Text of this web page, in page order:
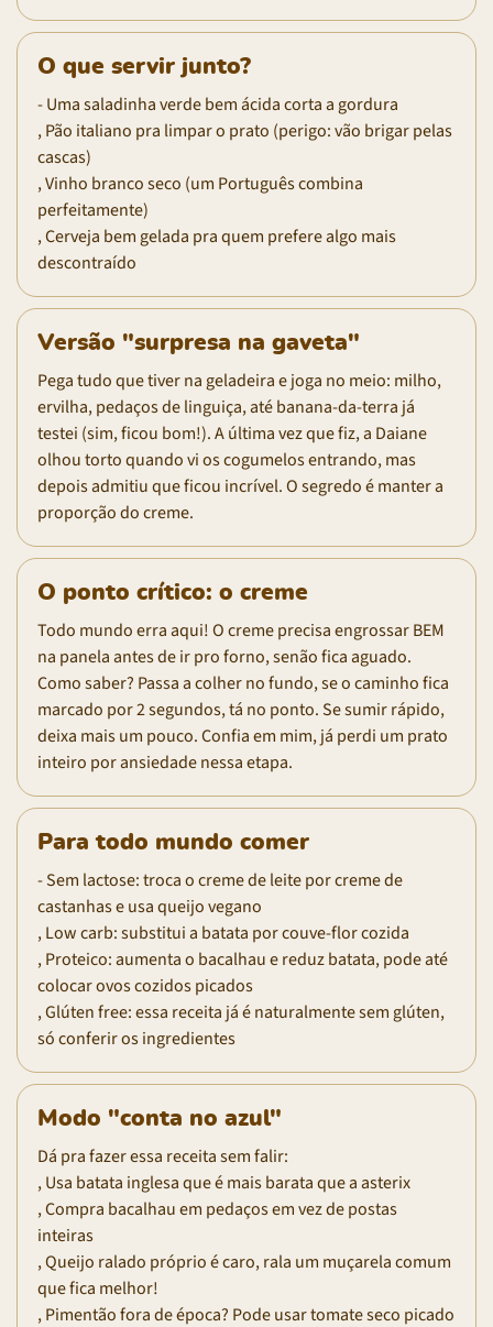
O que servir junto?
- Uma saladinha verde bem ácida corta a gordura
, Pão italiano pra limpar o prato (perigo: vão brigar pelas
cascas)
, Vinho branco seco (um Português combina
perfeitamente)
, Cerveja bem gelada pra quem prefere algo mais
descontraído
Versão "surpresa na gaveta"
Pega tudo que tiver na geladeira e joga no meio: milho,
ervilha, pedaços de linguiça, até banana-da-terra já
testei (sim, ficou bom!). A última vez que fiz, a Daiane
olhou torto quando vi os cogumelos entrando, mas
depois admitiu que ficou incrível. O segredo é manter a
proporção do creme.
O ponto crítico: o creme
Todo mundo erra aqui! O creme precisa engrossar BEM
na panela antes de ir pro forno, senão fica aguado.
Como saber? Passa a colher no fundo, se o caminho fica
marcado por 2 segundos, tá no ponto. Se sumir rápido,
deixa mais um pouco. Confia em mim, já perdi um prato
inteiro por ansiedade nessa etapa.
Para todo mundo comer
- Sem lactose: troca o creme de leite por creme de
castanhas e usa queijo vegano
, Low carb: substitui a batata por couve-flor cozida
, Proteico: aumenta o bacalhau e reduz batata, pode até
colocar ovos cozidos picados
, Glúten free: essa receita já é naturalmente sem glúten,
só conferir os ingredientes
Modo "conta no azul"
Dá pra fazer essa receita sem falir:
, Usa batata inglesa que é mais barata que a asterix
, Compra bacalhau em pedaços em vez de postas
inteiras
, Queijo ralado próprio é caro, rala um muçarela comum
que fica melhor!
, Pimentão fora de época? Pode usar tomate seco picado